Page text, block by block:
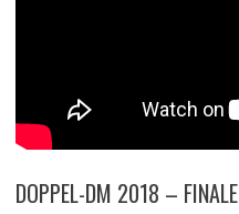
DOPPEL-DM 2018 – FINALE